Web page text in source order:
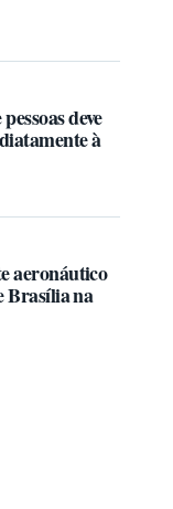
deve
à
aeronáutico
Brasília na